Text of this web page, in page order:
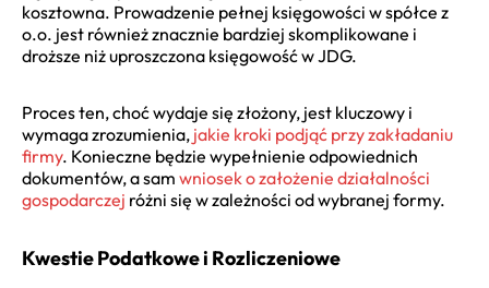
kosztowna. Prowadzenie pełnej księgowości w spółce z
o.o. jest również znacznie bardziej skomplikowane i
droższe niż uproszczona księgowość w JDG.
Proces ten, choć wydaje się złożony, jest kluczowy i
wymaga zrozumienia, jakie kroki podjąć przy zakładaniu
firmy. Konieczne będzie wypełnienie odpowiednich
dokumentów, a sam wniosek o założenie działalności
gospodarczej różni się w zależności od wybranej formy.
Kwestie Podatkowe i Rozliczeniowe